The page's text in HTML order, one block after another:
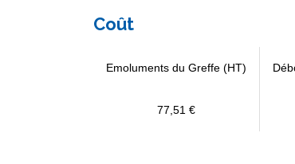
Coût
Emoluments du Greffe (HT)
77,51 €